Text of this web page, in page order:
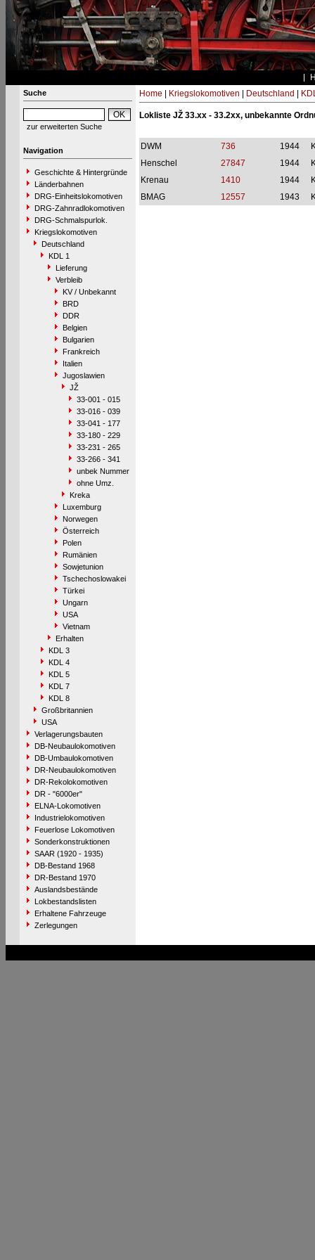
Suche
zur erweiterten Suche
Navigation
Geschichte & Hintergründe
Länderbahnen
DRG-Einheitslokomotiven
DRG-Zahnradlokomotiven
DRG-Schmalspurlok.
Kriegslokomotiven
Deutschland
KDL 1
Lieferung
Verbleib
KV / Unbekannt
BRD
DDR
Belgien
Bulgarien
Frankreich
Italien
Jugoslawien
JŽ
33-001 - 015
33-016 - 039
33-041 - 177
33-180 - 229
33-231 - 265
33-266 - 341
unbek Nummer
ohne Umz.
Kreka
Luxemburg
Norwegen
Österreich
Polen
Rumänien
Sowjetunion
Tschechoslowakei
Türkei
Ungarn
USA
Vietnam
Erhalten
KDL 3
KDL 4
KDL 5
KDL 7
KDL 8
Großbritannien
USA
Verlagerungsbauten
DB-Neubaulokomotiven
DB-Umbaulokomotiven
DR-Neubaulokomotiven
DR-Rekolokomotiven
DR - "6000er"
ELNA-Lokomotiven
Industrielokomotiven
Feuerlose Lokomotiven
Sonderkonstruktionen
SAAR (1920 - 1935)
DB-Bestand 1968
DR-Bestand 1970
Auslandsbestände
Lokbestandslisten
Erhaltene Fahrzeuge
Zerlegungen
Home Kriegslokomotiven Deutschland
Lokliste JŽ 33.xx - 33.2xx, unbekannte
DWM 736 1944
Henschel
27847 1944
Krenau
1410 1944
BMAG
12557 1943